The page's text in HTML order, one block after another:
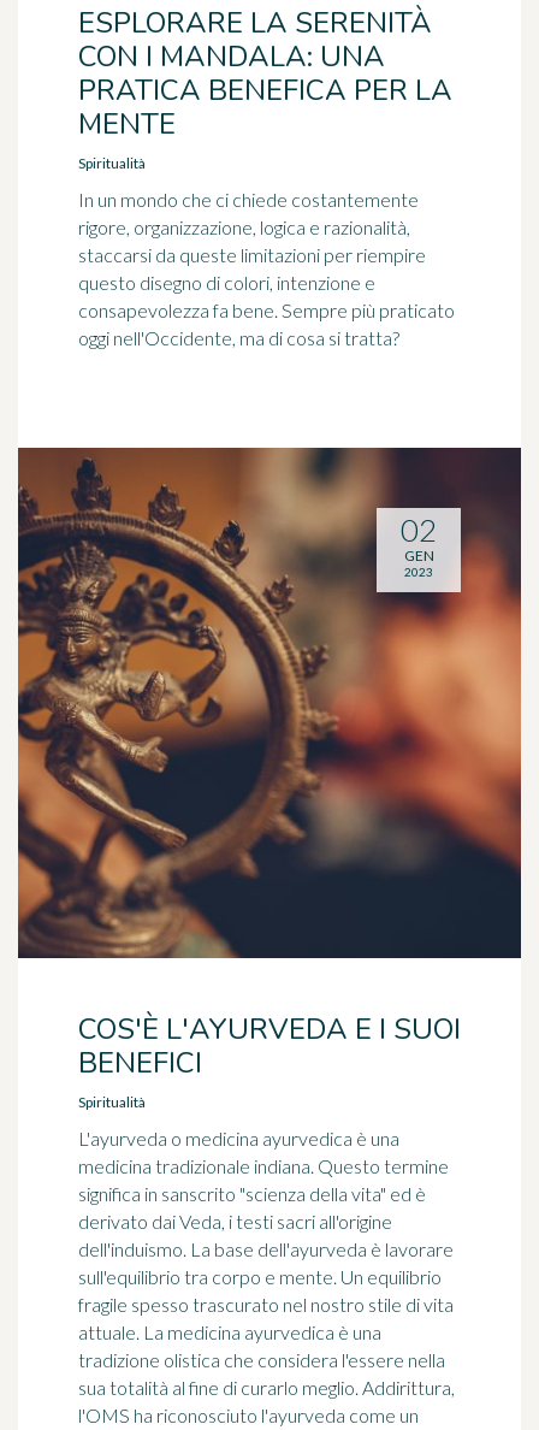
ESPLORARE LA SERENITÀ
CON I MANDALA: UNA
PRATICA BENEFICA PER LA
MENTE
Spiritualità
In un mondo che ci chiede costantemente
rigore, organizzazione, logica e razionalità,
staccarsi da queste limitazioni per riempire
questo disegno di colori, intenzione e
consapevolezza fa bene. Sempre più praticato
oggi nell'Occidente, ma di cosa si tratta?
COS'È L'AYURVEDA E I SUOI
BENEFICI
Spiritualità
L'ayurveda o medicina ayurvedica è una
medicina tradizionale indiana. Questo termine
significa in sanscrito "scienza della vita" ed è
derivato dai Veda, i testi sacri all'origine
dell'induismo. La base dell'ayurveda è lavorare
sull'equilibrio tra corpo e mente. Un equilibrio
fragile spesso trascurato nel nostro stile di vita
attuale. La medicina ayurvedica è una
tradizione olistica che considera l'essere nella
sua totalità al fine di curarlo meglio. Addirittura,
l'OMS ha riconosciuto l'ayurveda come un
02
GEN
2023